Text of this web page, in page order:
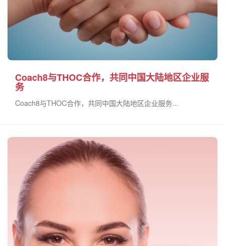
Coach8与THOC合作，共同中国大陆地区企业服
务
Coach8与THOC合作，共同中国大陆地区企业服务​...